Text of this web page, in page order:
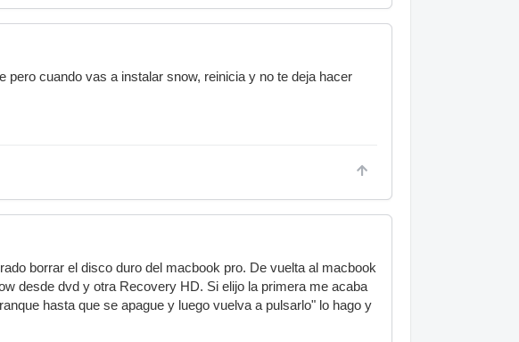
cuando vas a instalar snow, reinicia y no te deja hacer
borrar el disco duro del macbook pro. De vuelta al macbook
desde dvd y otra Recovery HD. Si elijo la primera me acaba
hasta que se apague y luego vuelva a pulsarlo" lo hago y